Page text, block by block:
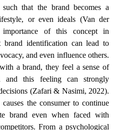
that the brand becomes a
or even ideals (Van der
importance of this concept in
brand identification can lead to
and even influence others.
a brand, they feel a sense of
and this feeling can strongly
(Zafari & Nasimi, 2022).
the consumer to continue
brand even when faced with
From a psychological